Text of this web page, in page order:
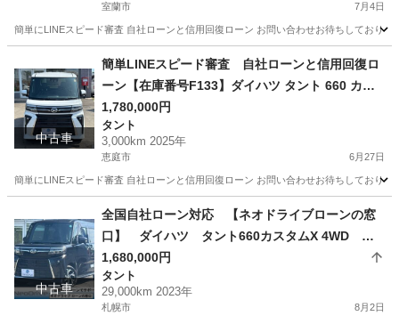
室蘭市 7月4日
簡単にLINEスピード審査 自社ローンと信用回復ローン お問い合わせお待ちしており
ステップワゴン ローン
中古車
簡単LINEスピード審査 自社ローンと信用回復ロ
ーン【在庫番号F133】ダイハツ タント 660 カス
タム X ecoIDLE非装着車 4WD/ リース/ス自社分割
/信用回復ローン/自己破産/債務整理/他社お断りさ
れた方/お電話での仮審査/
1,780,000円
タント
3,000km 2025年
恵庭市 6月27日
簡単にLINEスピード審査 自社ローンと信用回復ローン お問い合わせお待ちしており
タント ローン
中古車
全国自社ローン対応 【ネオドライブローンの窓
口】 ダイハツ タント660カスタムX 4WD 自
社ローン リース 自社分割 債務整理 自己破
産 他社お断りされた方
1,680,000円
タント
29,000km 2023年
札幌市 8月2日